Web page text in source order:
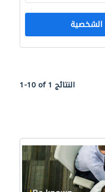
1-10 of 1 النتائج